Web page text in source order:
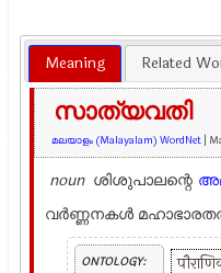
Meaning Related
സാത്യവതി
മലയാളം (Malayalam) WordNet |
noun ശിശുപാലന്റെ
വർണ്ണനകൾ
ONTOLOGY: